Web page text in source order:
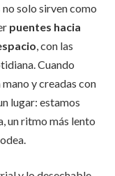
no solo sirven como
puentes hacia
, con las
Cuando
y creadas con
lugar: estamos
un ritmo más lento